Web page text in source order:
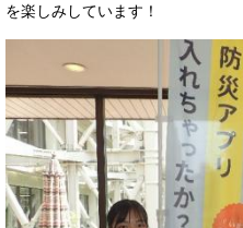
を楽しみしています！